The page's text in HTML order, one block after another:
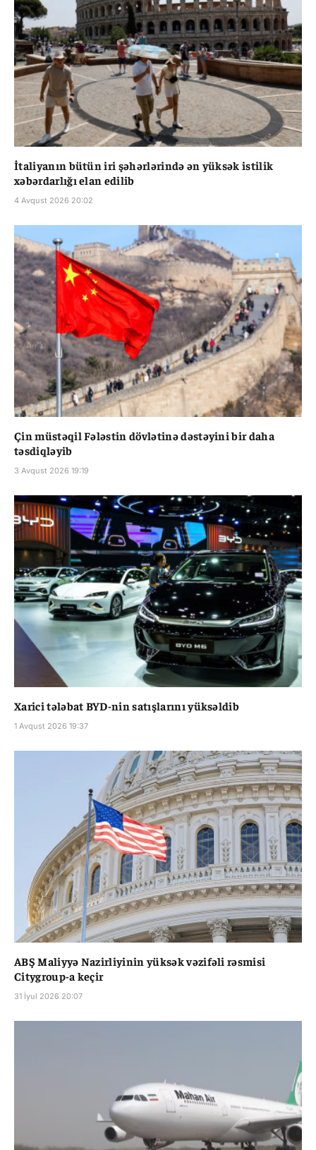
İtaliyanın bütün iri şəhərlərində ən yüksək istilik
xəbərdarlığı elan edilib
4 Avqust 2026 20:02
Çin müstəqil Fələstin dövlətinə dəstəyini bir daha
təsdiqləyib
3 Avqust 2026 19:19
Xarici tələbat BYD-nin satışlarını yüksəldib
1 Avqust 2026 19:37
ABŞ Maliyyə Nazirliyinin yüksək vəzifəli rəsmisi
Citygroup-a keçir
31 İyul 2026 20:07